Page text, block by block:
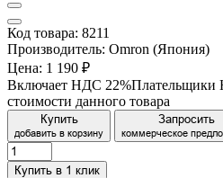
Код товара: 8211
Производитель: Omron (Япония)
Цена: 1 190 ₽
Включает НДС 22%Плательщики
стоимости данного товара
Купить
добавить в корзину
Запросить
коммерческое
Купить в 1 клик